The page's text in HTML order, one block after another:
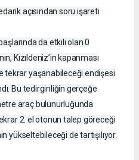
açısından soru işareti
da etkili olan 0
Kızıldeniz’in kapanması
tekrar yaşanabileceği endişesi
Bu tedirginliğin gerçeğe
araç bulunurluğunda
2. el otonun talep göreceği
yükseltebileceği de tartışılıyor.